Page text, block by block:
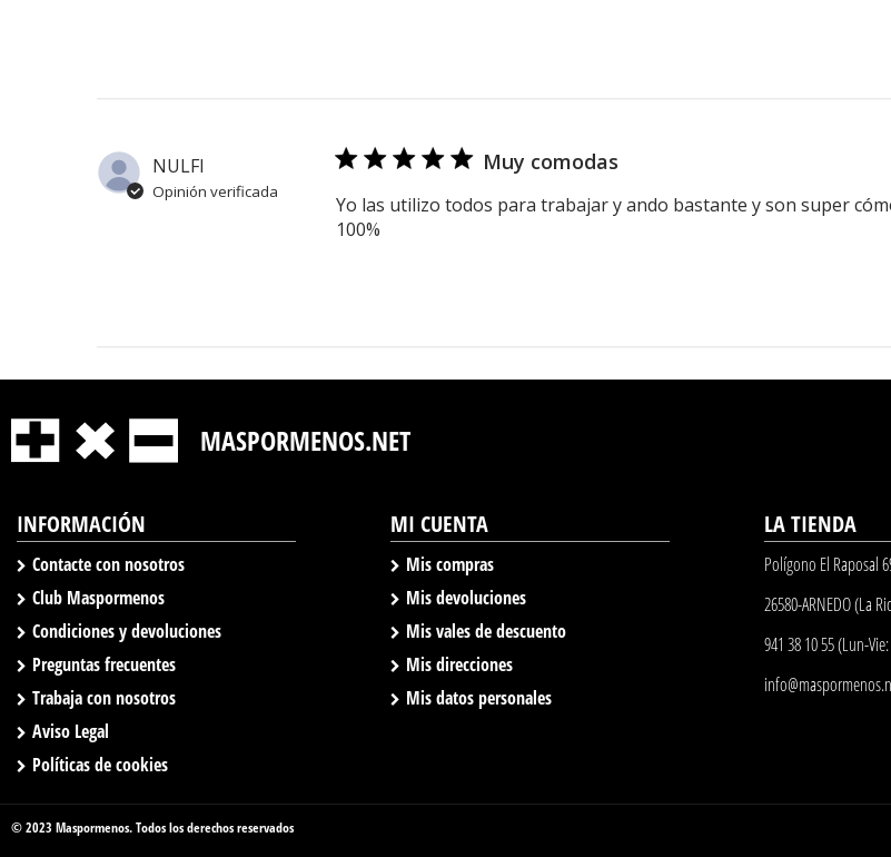
NULFI
Opinión verificada
Muy comodas
Yo las utilizo todos para trabajar y ando bastante y son super
100%
MASPORMENOS.NET
INFORMACIÓN
Contacte con nosotros
Club Maspormenos
Condiciones y devoluciones
Preguntas frecuentes
Trabaja con nosotros
Aviso Legal
Políticas de cookies
MI CUENTA
Mis compras
Mis devoluciones
Mis vales de descuento
Mis direcciones
Mis datos personales
LA TIENDA
Polígono El Raposal
26580-ARNEDO (La
941 38 10 55 (Lun-
© 2023 Maspormenos. Todos los derechos reservados